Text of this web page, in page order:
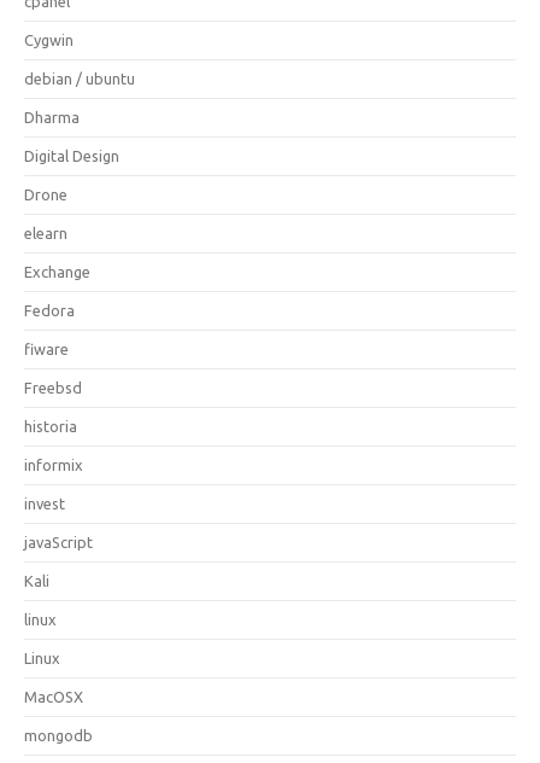
Cygwin
debian / ubuntu
Dharma
Digital Design
Drone
elearn
Exchange
Fedora
fiware
Freebsd
historia
informix
invest
javaScript
Kali
linux
Linux
MacOSX
mongodb